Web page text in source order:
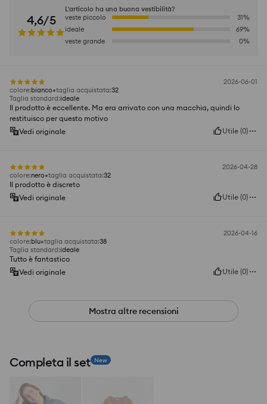
4,6/5
L'articolo ha una buona vestibilità?
veste piccolo
31%
ideale
69%
veste grande
0%
2026-06-01
colore:bianco taglia acquistata:32
Taglia standard:ideale
Il prodotto è eccellente. Ma era arrivato con una macchia, quindi lo
restituisco per questo motivo
Vedi originale
Utile (0)
2026-04-28
colore:nero taglia acquistata:32
Il prodotto è discreto
Vedi originale
Utile (0)
2026-04-16
colore:blu taglia acquistata:38
Taglia standard:ideale
Tutto è fantastico
Vedi originale
Utile (0)
Mostra altre recensioni
Completa il set New